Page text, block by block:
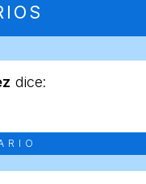
dice: